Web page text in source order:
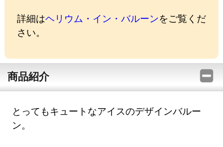
詳細はヘリウム・イン・バルーンをご覧くだ
さい。
商品紹介
とってもキュートなアイスのデザインバルー
ン。